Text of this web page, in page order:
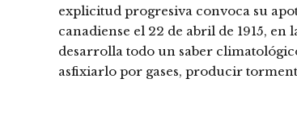
explicitud progresiva convoca su
canadiense el 22 de abril de 1915,
desarrolla todo un saber
asfixiarlo por gases, producir